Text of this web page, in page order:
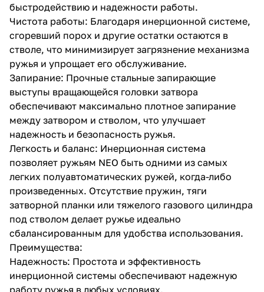
быстродействию и надежности работы.
Чистота работы: Благодаря инерционной системе,
сгоревший порох и другие остатки остаются в
стволе, что минимизирует загрязнение механизма
ружья и упрощает его обслуживание.
Запирание: Прочные стальные запирающие
выступы вращающейся головки затвора
обеспечивают максимально плотное запирание
между затвором и стволом, что улучшает
надежность и безопасность ружья.
Легкость и баланс: Инерционная система
позволяет ружьям NEO быть одними из самых
легких полуавтоматических ружей, когда-либо
произведенных. Отсутствие пружин, тяги
затворной планки или тяжелого газового цилиндра
под стволом делает ружье идеально
сбалансированным для удобства использования.
Преимущества:
Надежность: Простота и эффективность
инерционной системы обеспечивают надежную
работу ружья в любых условиях.